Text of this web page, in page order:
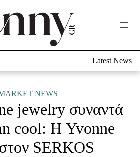
Latest News
NEWS
jewelry συναντά
cool: Η Yvonne
SERKOS